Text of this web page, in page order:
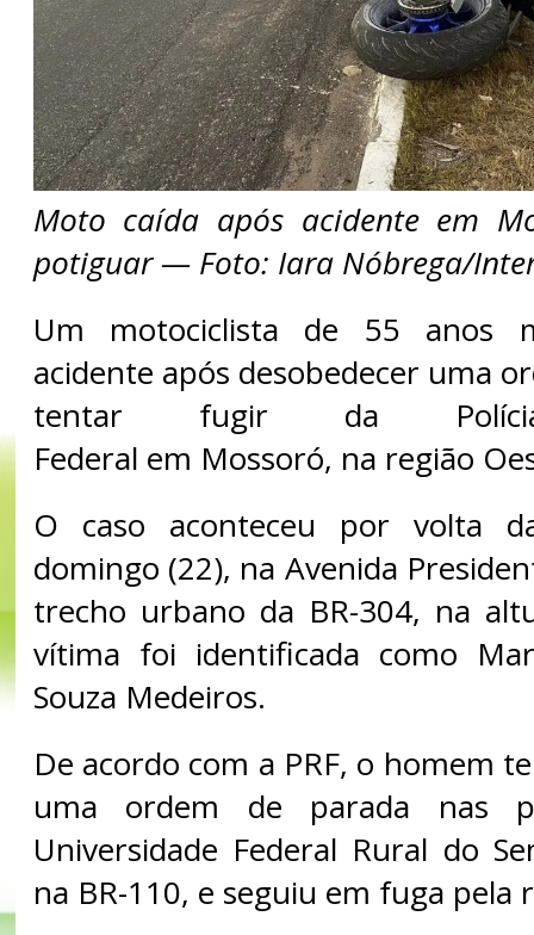
Moto caída após acidente em
potiguar — Foto: Iara Nóbrega/
Um motociclista de 55 anos
acidente após desobedecer uma
tentar fugir da Polícia
Federal em Mossoró, na região
O caso aconteceu por volta
domingo (22), na Avenida
trecho urbano da BR-304, na
vítima foi identificada como
Souza Medeiros.
De acordo com a PRF, o homem
uma ordem de parada nas
Universidade Federal Rural do
na BR-110, e seguiu em fuga pela